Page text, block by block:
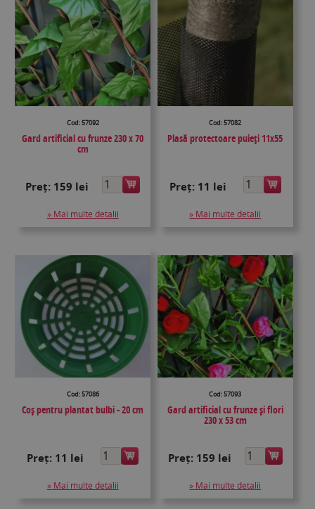
Cod: 57092
Gard artificial cu frunze 230 x 70
cm
Preț: 159 lei
» Mai multe detalii
Cod: 57082
Plasă protectoare puieţi 11x55
Preț: 11 lei
» Mai multe detalii
Cod: 57086
Coș pentru plantat bulbi - 20 cm
Preț: 11 lei
» Mai multe detalii
Cod: 57093
Gard artificial cu frunze și flori
230 x 53 cm
Preț: 159 lei
» Mai multe detalii